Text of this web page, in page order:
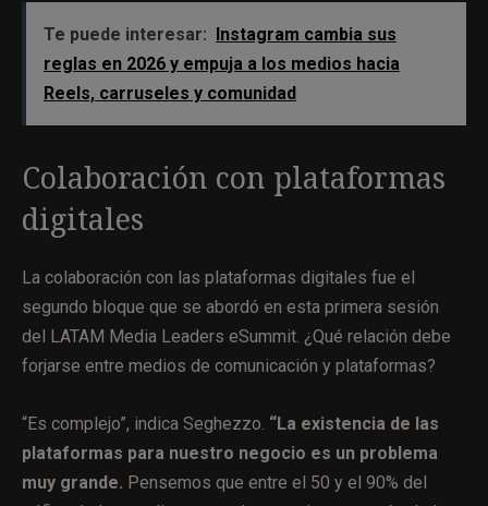
Te puede interesar: Instagram cambia sus
reglas en 2026 y empuja a los medios hacia
Reels, carruseles y comunidad
Colaboración con plataformas
digitales
La colaboración con las plataformas digitales fue el
segundo bloque que se abordó en esta primera sesión
del LATAM Media Leaders eSummit. ¿Qué relación debe
forjarse entre medios de comunicación y plataformas?
“Es complejo”, indica Seghezzo. “La existencia de las
plataformas para nuestro negocio es un problema
muy grande. Pensemos que entre el 50 y el 90% del